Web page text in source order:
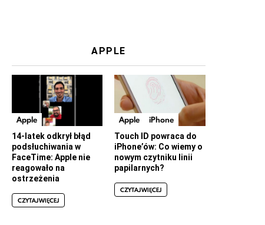
APPLE
Apple
14-latek odkrył błąd
podsłuchiwania w
FaceTime: Apple nie
reagowało na
ostrzeżenia
CZYTAJ WIĘCEJ
Apple iPhone
Touch ID powraca do
iPhone’ów: Co wiemy o
nowym czytniku linii
papilarnych?
CZYTAJ WIĘCEJ